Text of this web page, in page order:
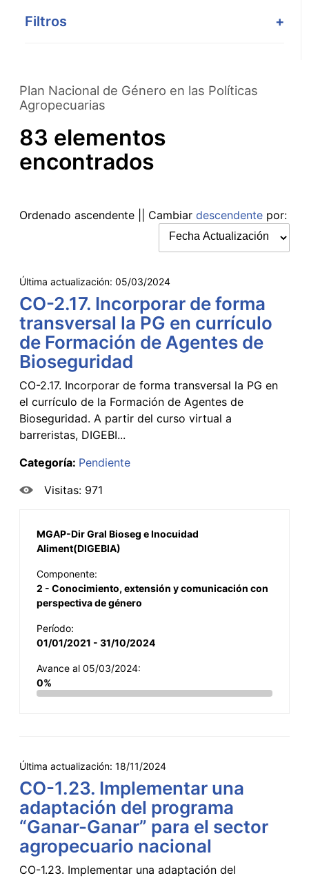
Filtros +
Plan Nacional de Género en las Políticas
Agropecuarias
83 elementos
encontrados
Ordenado ascendente || Cambiar descendente por:
Última actualización: 05/03/2024
CO-2.17. Incorporar de forma
transversal la PG en currículo
de Formación de Agentes de
Bioseguridad
CO-2.17. Incorporar de forma transversal la PG en
el currículo de la Formación de Agentes de
Bioseguridad. A partir del curso virtual a
barreristas, DIGEBI...
Categoría: Pendiente
Visitas: 971
MGAP-Dir Gral Bioseg e Inocuidad
Aliment(DIGEBIA)
Componente:
2 - Conocimiento, extensión y comunicación con
perspectiva de género
Período:
01/01/2021 - 31/10/2024
Avance al 05/03/2024:
0%
Última actualización: 18/11/2024
CO-1.23. Implementar una
adaptación del programa
“Ganar-Ganar” para el sector
agropecuario nacional
CO-1.23. Implementar una adaptación del